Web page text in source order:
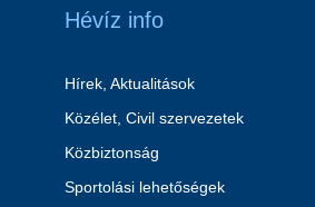
Hévíz info
Hírek, Aktualitások
Közélet, Civil szervezetek
Közbiztonság
Sportolási lehetőségek